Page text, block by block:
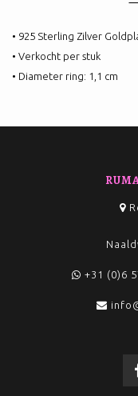
• 925 Sterling Zilver
• Verkocht per stuk
• Diameter ring: 1,1 cm
+31 (0)6